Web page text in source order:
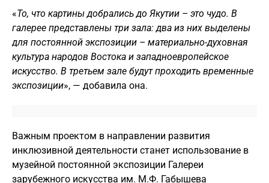
«То, что картины добрались до Якутии – это чудо. В
галерее представлены три зала: два из них выделены
для постоянной экспозиции – материально-духовная
культура народов Востока и западноевропейское
искусство. В третьем зале будут проходить временные
экспозиции», — добавила она.
Важным проектом в направлении развития
инклюзивной деятельности станет использование в
музейной постоянной экспозиции Галереи
зарубежного искусства им. М.Ф. Габышева